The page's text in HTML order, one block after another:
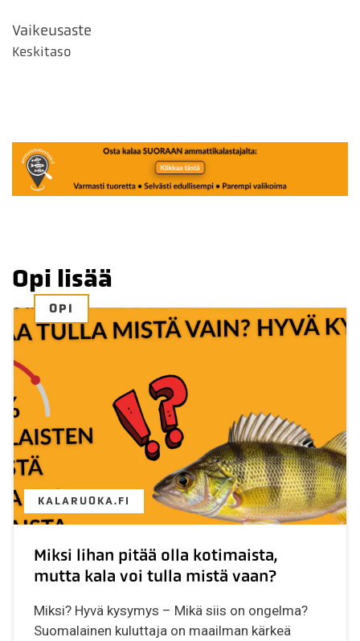
Vaikeusaste
Keskitaso
Opi lisää
OPI
KALARUOKA.FI
Miksi lihan pitää olla kotimaista,
mutta kala voi tulla mistä vaan?
Miksi? Hyvä kysymys – Mikä siis on ongelma?
Suomalainen kuluttaja on maailman kärkeä